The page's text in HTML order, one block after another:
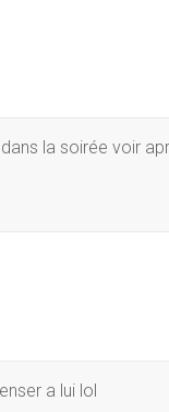
la soirée voir
a lui lol